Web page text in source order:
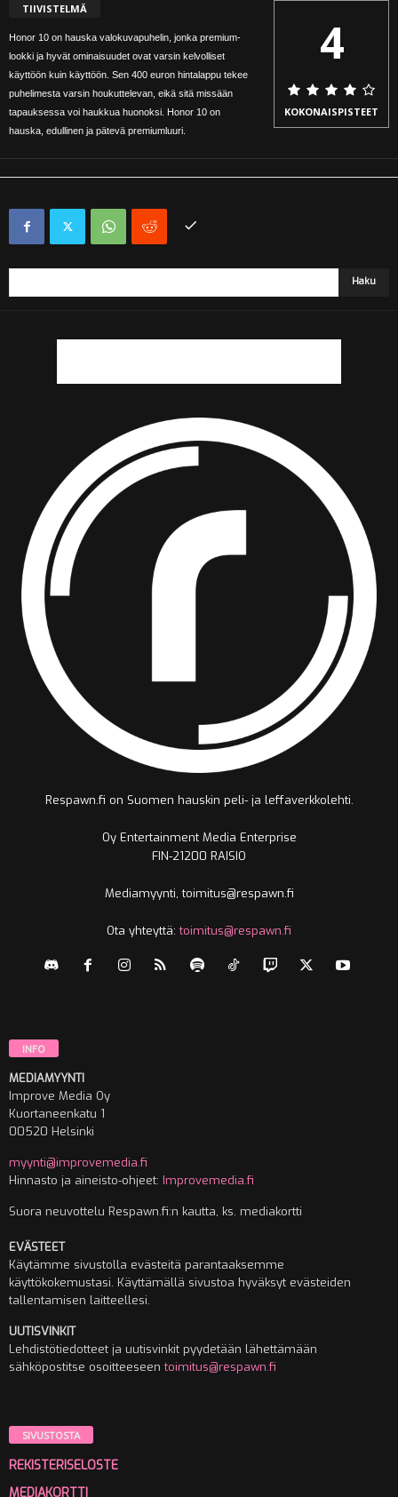
TIIVISTELMÄ
Honor 10 on hauska valokuvapuhelin, jonka premium-
lookki ja hyvät ominaisuudet ovat varsin kelvolliset
käyttöön kuin käyttöön. Sen 400 euron hintalappu tekee
puhelimesta varsin houkuttelevan, eikä sitä missään
tapauksessa voi haukkua huonoksi. Honor 10 on
hauska, edullinen ja pätevä premiumluuri.
4
KOKONAISPISTEET
Respawn.fi on Suomen hauskin peli- ja leffaverkkolehti.
Oy Entertainment Media Enterprise
FIN-21200 RAISIO
Mediamyynti, toimitus@respawn.fi
Ota yhteyttä:toimitus@respawn.fi
INFO
MEDIAMYYNTI
Improve Media Oy
Kuortaneenkatu 1
00520 Helsinki
myynti@improvemedia.fi
Hinnasto ja aineisto-ohjeet: Improvemedia.fi
Suora neuvottelu Respawn.fi:n kautta, ks. mediakortti
EVÄSTEET
Käytämme sivustolla evästeitä parantaaksemme
käyttökokemustasi. Käyttämällä sivustoa hyväksyt evästeiden
tallentamisen laitteellesi.
UUTISVINKIT
Lehdistötiedotteet ja uutisvinkit pyydetään lähettämään
sähköpostitse osoitteeseentoimitus@respawn.fi
SIVUSTOSTA
REKISTERISELOSTE
MEDIAKORTTI